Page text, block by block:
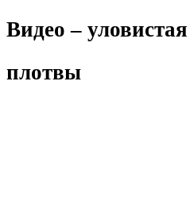
Видео –
плотвы